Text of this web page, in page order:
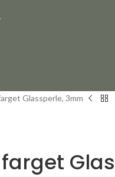
Glassperle, 3mm